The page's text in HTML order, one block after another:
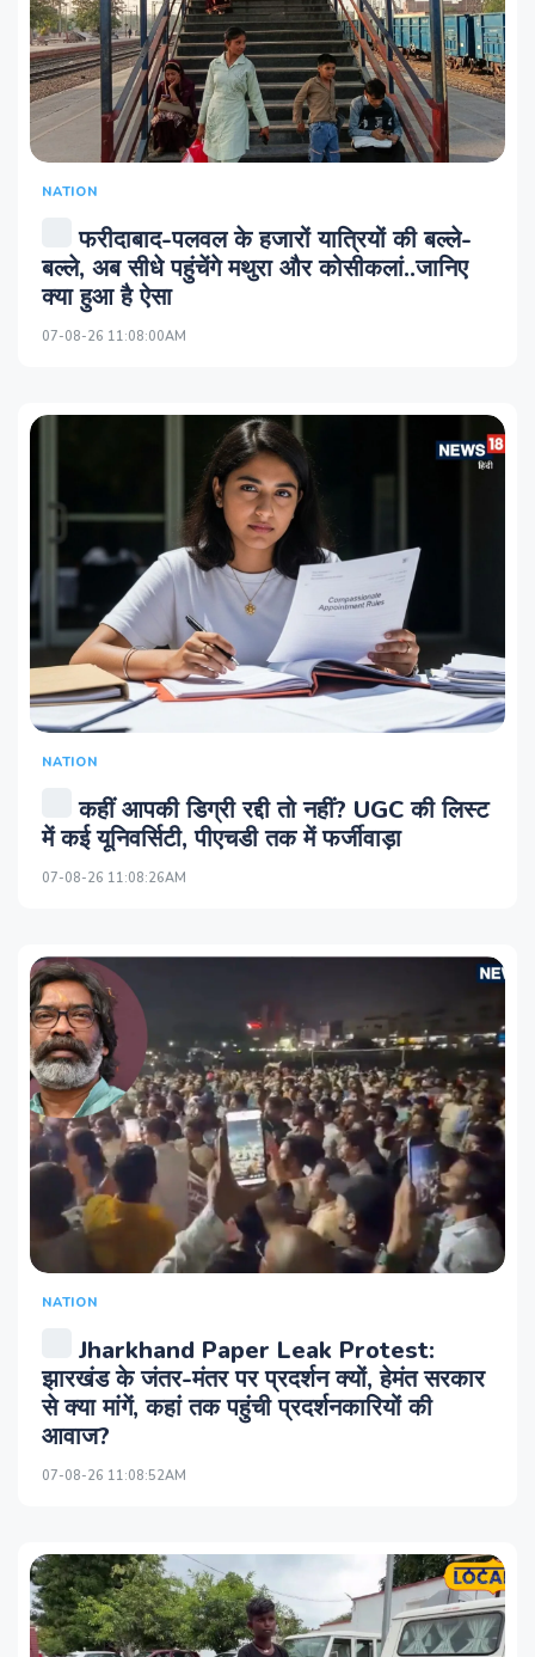
NATION
फरीदाबाद-पलवल के हजारों यात्रियों की बल्ले-
बल्ले, अब सीधे पहुंचेंगे मथुरा और कोसीकलां..जानिए
क्या हुआ है ऐसा
07-08-26 11:08:00AM
NATION
कहीं आपकी डिग्री रद्दी तो नहीं? UGC की लिस्ट
में कई यूनिवर्सिटी, पीएचडी तक में फर्जीवाड़ा
07-08-26 11:08:26AM
NATION
Jharkhand Paper Leak Protest:
झारखंड के जंतर-मंतर पर प्रदर्शन क्यों, हेमंत सरकार
से क्या मांगें, कहां तक पहुंची प्रदर्शनकारियों की
आवाज?
07-08-26 11:08:52AM